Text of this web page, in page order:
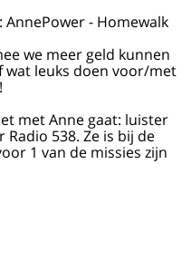
AnnePower - Homewalk
we meer geld kunnen
wat leuks doen voor/met
met Anne gaat: luister
538. Ze is bij de
1 van de missies zijn